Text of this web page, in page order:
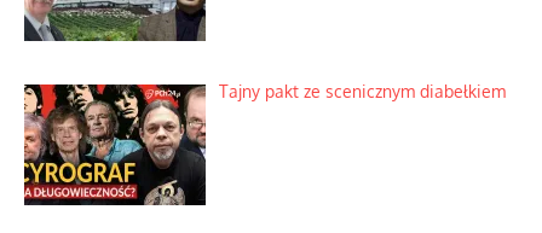
Tajny pakt ze scenicznym diabełkiem